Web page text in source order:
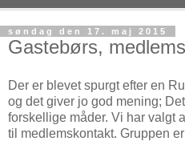
søndag den 17. maj 2015
Gastebørs,
Der er blevet spurgt efter en
og det giver jo god mening;
forskellige måder. Vi har valgt
til medlemskontakt. Gruppen